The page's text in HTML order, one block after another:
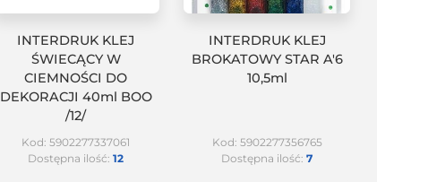
INTERDRUK KLEJ
ŚWIECĄCY W
CIEMNOŚCI DO
DEKORACJI 40ml BOO
/12/
Kod: 5902277337061
Dostępna ilość:12
INTERDRUK KLEJ
BROKATOWY STAR A'6
10,5ml
Kod: 5902277356765
Dostępna ilość:7